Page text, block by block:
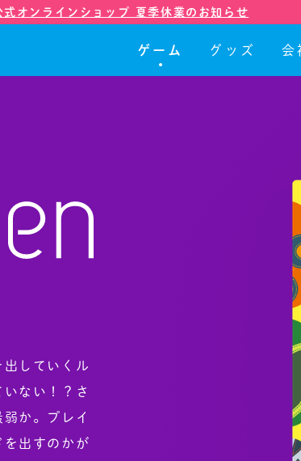
式オンラインショップ 夏季休業のお知らせ
ゲーム グッズ 会
していくル
ない！？さ
か。プレイ
を出すのかが
会社紹介
JP